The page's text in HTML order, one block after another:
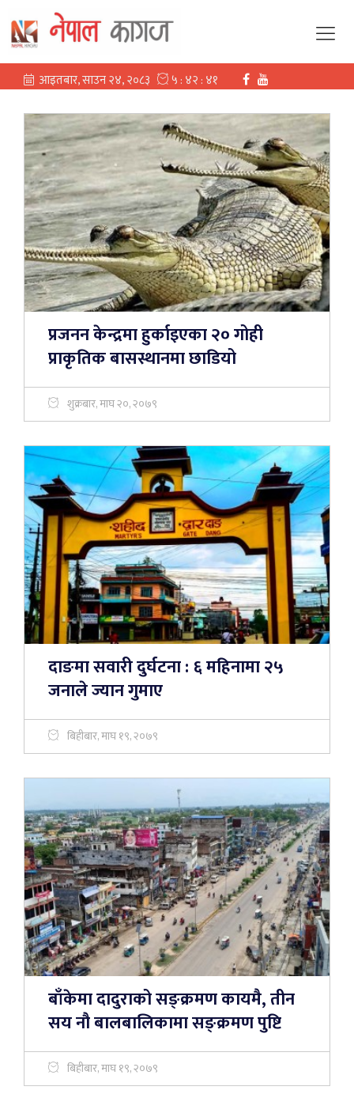
प्रजनन केन्द्रमा हुर्काइएका २० गोही
प्राकृतिक बासस्थानमा छाडियो
शुक्रबार, माघ २०, २०७९
दाङमा सवारी दुर्घटना : ६ महिनामा २५
जनाले ज्यान गुमाए
बिहीबार, माघ १९, २०७९
बाँकेमा दादुराको सङ्क्रमण कायमै, तीन
सय नौ बालबालिकामा सङ्क्रमण पुष्टि
बिहीबार, माघ १९, २०७९